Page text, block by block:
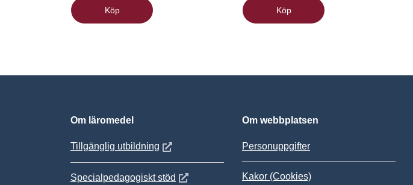
Köp Köp
Om läromedel
Tillgänglig utbildning Öppnas i nytt fönster
Specialpedagogiskt stöd Öppnas i nytt fönster
Om webbplatsen
Personuppgifter
Kakor (Cookies)